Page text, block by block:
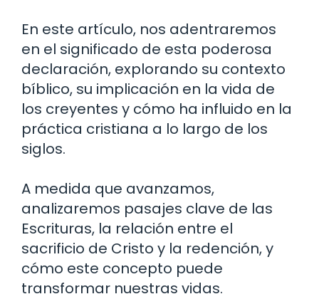
En este artículo, nos adentraremos
en el significado de esta poderosa
declaración, explorando su contexto
bíblico, su implicación en la vida de
los creyentes y cómo ha influido en la
práctica cristiana a lo largo de los
siglos.
A medida que avanzamos,
analizaremos pasajes clave de las
Escrituras, la relación entre el
sacrificio de Cristo y la redención, y
cómo este concepto puede
transformar nuestras vidas.